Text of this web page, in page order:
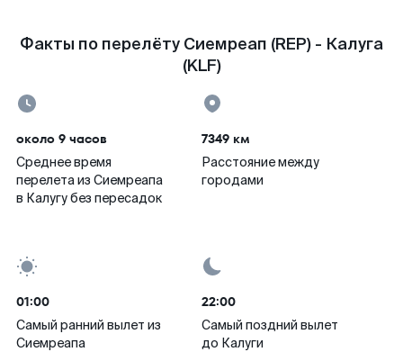
Факты по перелёту Сиемреап (REP) - Калуга
(KLF)
около 9 часов
Среднее время
перелета из Сиемреапа
в Калугу без пересадок
7349 км
Расстояние между
городами
01:00
Самый ранний вылет из
Сиемреапа
22:00
Самый поздний вылет
до Калуги